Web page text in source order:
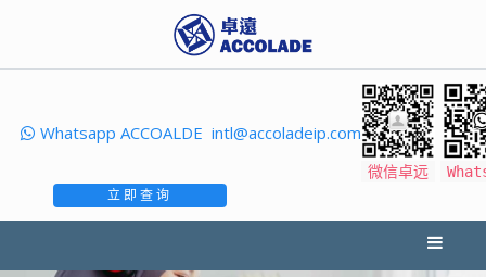
Whatsapp ACCOALDE intl@accoladeip.com
微信卓远
立即查询